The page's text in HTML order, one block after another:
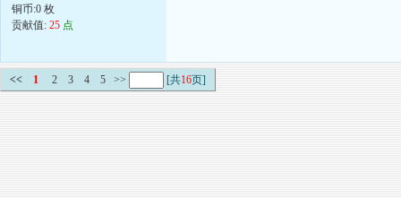
铜币:0 枚
贡献值: 25 点
<< 1 2 3 4 5 >> [共16页]